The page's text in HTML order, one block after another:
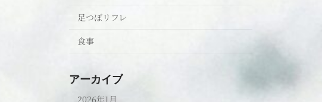
足つぼリフレ
食事
アーカイブ
2026年1月